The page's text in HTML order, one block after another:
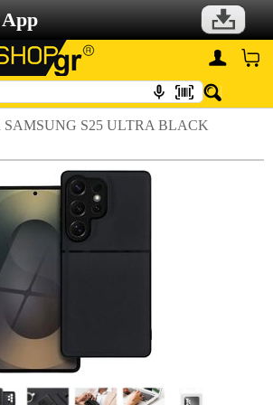
SAMSUNG S25 ULTRA BLACK